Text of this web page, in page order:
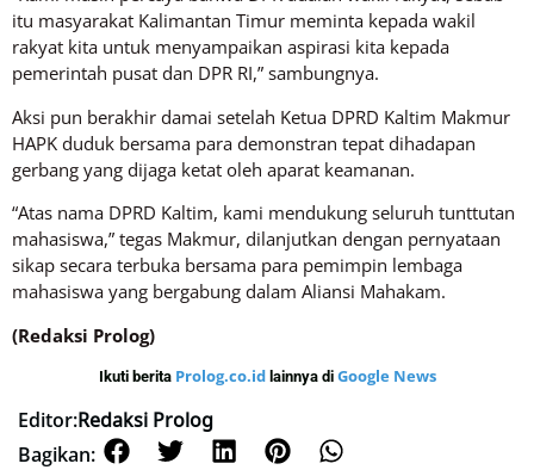
itu masyarakat Kalimantan Timur meminta kepada wakil
rakyat kita untuk menyampaikan aspirasi kita kepada
pemerintah pusat dan DPR RI,” sambungnya.
Aksi pun berakhir damai setelah Ketua DPRD Kaltim Makmur
HAPK duduk bersama para demonstran tepat dihadapan
gerbang yang dijaga ketat oleh aparat keamanan.
“Atas nama DPRD Kaltim, kami mendukung seluruh tunttutan
mahasiswa,” tegas Makmur, dilanjutkan dengan pernyataan
sikap secara terbuka bersama para pemimpin lembaga
mahasiswa yang bergabung dalam Aliansi Mahakam.
(Redaksi Prolog)
Ikuti berita Prolog.co.id lainnya di Google News
Editor:Redaksi Prolog
Bagikan: